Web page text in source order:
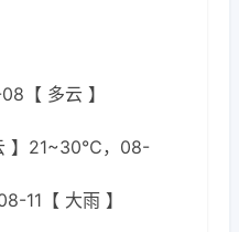
【 多云 】
】21~30℃，08-
11【 大雨 】